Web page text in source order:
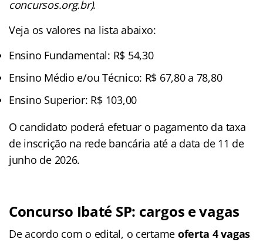
concursos.org.br).
Veja os valores na lista abaixo:
Ensino Fundamental: R$ 54,30
Ensino Médio e/ou Técnico: R$ 67,80 a 78,80
Ensino Superior: R$ 103,00
O candidato poderá efetuar o pagamento da taxa
de inscrição na rede bancária até a data de 11 de
junho de 2026.
Concurso Ibaté SP: cargos e vagas
De acordo com o edital, o certame oferta 4 vagas